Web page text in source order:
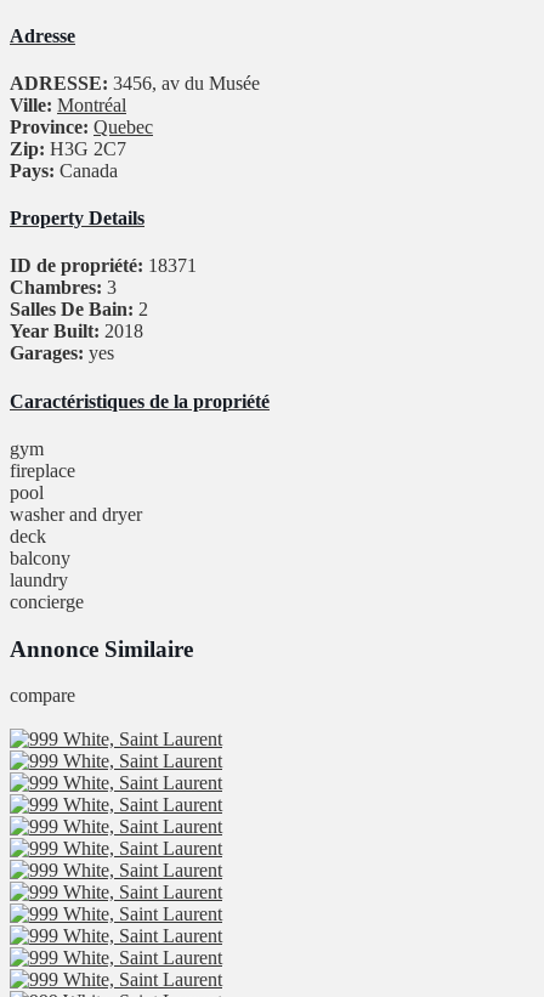
Adresse
ADRESSE: 3456, av du Musée
Ville: Montréal
Province: Quebec
Zip: H3G 2C7
Pays: Canada
Property Details
ID de propriété: 18371
Chambres: 3
Salles De Bain: 2
Year Built: 2018
Garages: yes
Caractéristiques de la propriété
gym
fireplace
pool
washer and dryer
deck
balcony
laundry
concierge
Annonce Similaire
compare